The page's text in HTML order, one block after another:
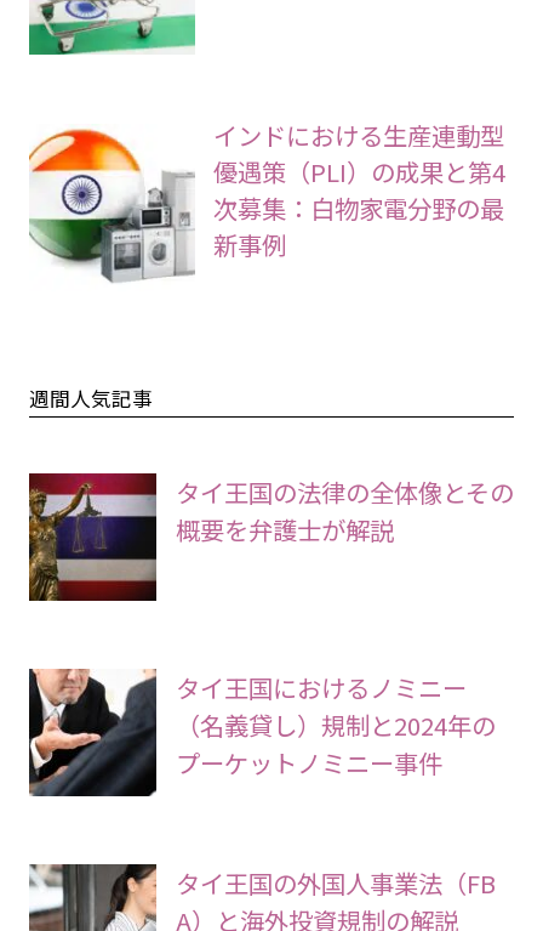
インドにおける生産連動型
優遇策（PLI）の成果と第4
次募集：白物家電分野の最
新事例
週間人気記事
タイ王国の法律の全体像とその
概要を弁護士が解説
タイ王国におけるノミニー
（名義貸し）規制と2024年の
プーケットノミニー事件
タイ王国の外国人事業法（FB
A）と海外投資規制の解説